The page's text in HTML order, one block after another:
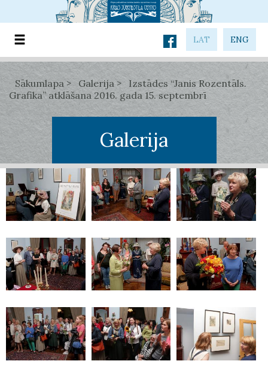
LAT ENG
Sākumlapa Galerija
Izstādes “Janis Rozentāls.
Grafika” atklāšana 2016. gada 15. septembrī
Galerija